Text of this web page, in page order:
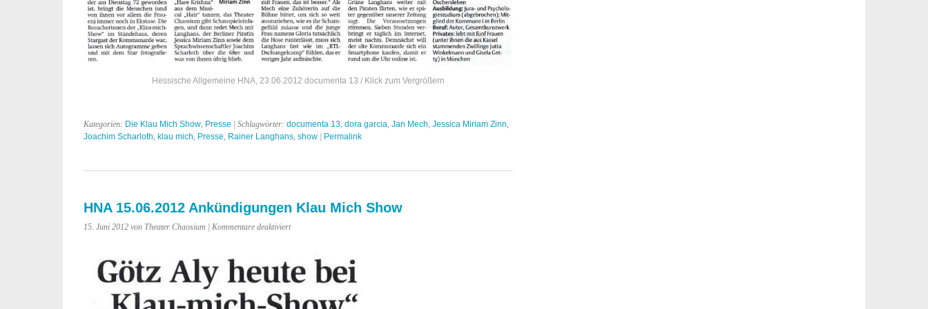
Hessische Allgemeine HNA, 23.06.2012 documenta 13 / Klick zum Vergrößern
Kategorien: Die Klau Mich Show Presse | Schlagwörter: documenta 13 dora garcia Jan Mech Jessica Miriam Zinn
Joachim Scharloth klau mich Presse Rainer Langhans show | Permalink
HNA 15.06.2012 Ankündigungen Klau Mich Show
15. Juni 2012 von Theater Chaosium | Kommentare deaktiviertfür
Ankündigungen
Klau
Show